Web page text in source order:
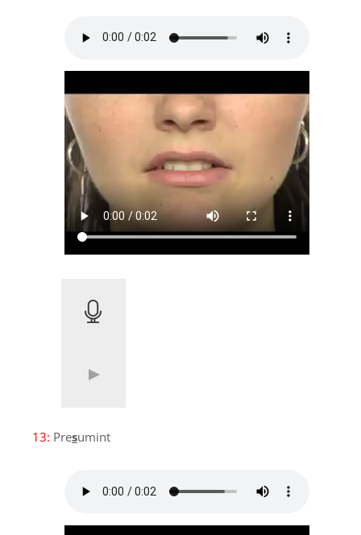
13: Presumint